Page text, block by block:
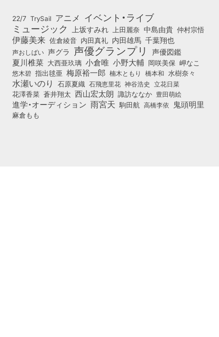
22/7 TrySail アニメ イベント・ライブ
ミュージック 上坂すみれ 上田麗奈 中島由貴 仲村宗悟
伊藤美来 佐倉綾音 内田真礼 内田雄馬 千葉翔也
声おしばい 声グラ 声優グランプリ 声優図鑑
夏川椎菜 大西亜玖璃 小倉唯 小野大輔 岡咲美保 岬なこ
悠木碧 指出毬亜 梅原裕一郎 楠木ともり 橋本和 水樹奈々
水瀬いのり 石原夏織 石飛恵里花 神谷浩史 立花日菜
花澤香菜 蒼井翔太 西山宏太朗 諏訪ななか 豊田萌絵
進学・オーディション 雨宮天 駒田航 高橋李依 鬼頭明里
麻倉もも